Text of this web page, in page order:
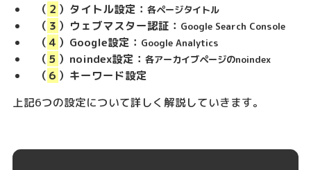
（ ２ ）タイトル設定：各ページタイトル
（ ３ ）ウェブマスター認証： Google Search Console
（４ ）Google設定： Google Analytics
（ ５ ）noindex設定：各アーカイブページのnoindex
（ ６ ）キーワード設定
上記6つの設定について詳しく解説していきます。